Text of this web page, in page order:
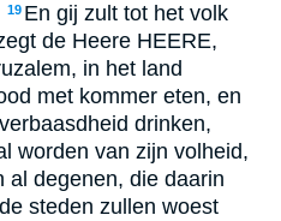
19 En gij zult tot het volk
de Heere HEERE,
in het land
met kommer eten, en
drinken,
worden van zijn volheid,
al degenen, die daarin
steden zullen woest